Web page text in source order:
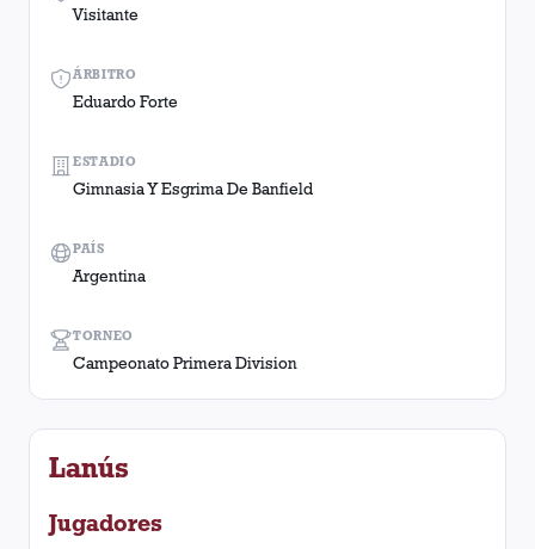
ÁRBITRO
Eduardo Forte
TORNEO
Campeonato Primera Division
Visitante
ESTADIO
Gimnasia Y Esgrima De Banfield
PAÍS
Argentina
Lanús
Jugadores